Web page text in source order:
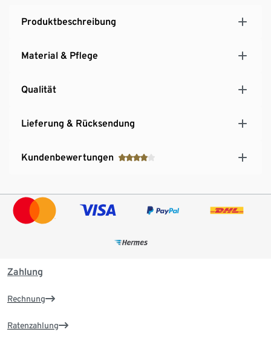
Produktbeschreibung
Material & Pflege
Qualität
Lieferung & Rücksendung
Kundenbewertungen
Zahlung
Rechnung
Ratenzahlung